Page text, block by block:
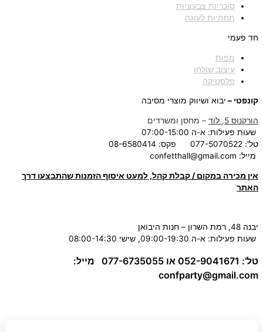
סוכריות צבעוניות
תחתיות לעוגה
חד פעמי
מפות
עיצוב שולחן
פלסטיקה
קונפטי – יבוא ושיווק מוצרי מסיבה
הורקנוס 5, לוד
– מחסן ומשרדים
שעות פעילות: א-ה 07:00-15:00
טל': 077-5070522
מייל: confetthall@gmail.com
אין מכירה במקום / קבלת קהל, למעט איסוף הזמנות שהתבצעו דרך
האתר
יבנה 48, רמת השרון – חנות היבואן
שעות פעילות: א-ה 09:00-19:30, שישי 08:00-14:30
טל': 052-9041671 או 077-6735055
מייל:
confparty@gmail.com